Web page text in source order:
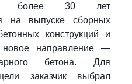
более 30 лет
на выпуске сборных
конструкций и
новое направление —
бетона. Для
заказчик выбрал